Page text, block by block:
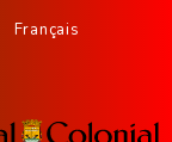
Français